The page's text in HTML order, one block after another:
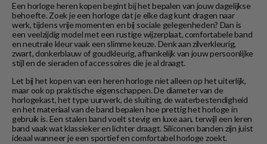
Een horloge heren kopen begint bij het bepalen van jouw dagelijkse
behoefte. Zoek je een horloge dat je elke dag kunt dragen naar
werk, tijdens vrije momenten en bij sociale gelegenheden? Dan is
een veelzijdig model met een rustige wijzerplaat, comfortabele band
en neutrale kleur vaak een slimme keuze. Denk aan zilverkleurig,
zwart, donkerblauw of goudkleurig, afhankelijk van jouw persoonlijke
stijl en de sieraden of accessoires die je al draagt.
Let bij het kopen van een heren horloge niet alleen op het uiterlijk,
maar ook op praktische eigenschappen. De diameter van de
horlogekast, het type uurwerk, de sluiting, de waterbestendigheid
en het materiaal van de band bepalen hoe prettig het horloge in
gebruik is. Een stalen band voelt stevig en luxe aan, terwijl een leren
band vaak wat klassieker en lichter draagt. Siliconen banden zijn juist
ideaal wanneer je een sportief en comfortabel horloge zoekt.